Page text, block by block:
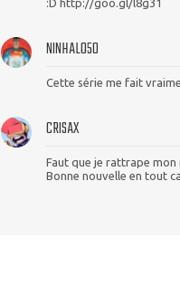
:D http://goo.gl/l8g31
NINHALO50
Cette série me fait
CRISAX
Faut que je rattrape mon
Bonne nouvelle en tout